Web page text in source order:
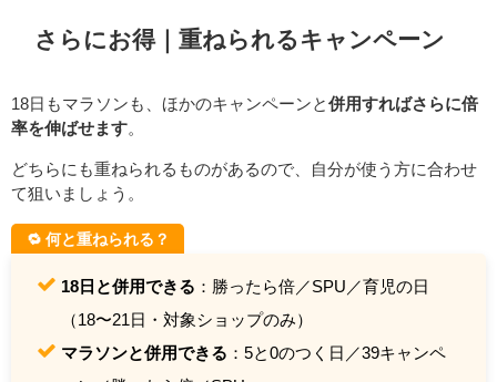
さらにお得｜重ねられるキャンペーン
18日もマラソンも、ほかのキャンペーンと 併用すればさらに倍
率を伸ばせます
どちらにも重ねられるものがあるので、自分が使う方に合わせ
て狙いましょう。
🔁 何と重ねられる？
18日と併用できる ：勝ったら倍／SPU／育児の日
（18〜21日・対象ショップのみ）
マラソンと併用できる ：5と0のつく日／39キャンペ